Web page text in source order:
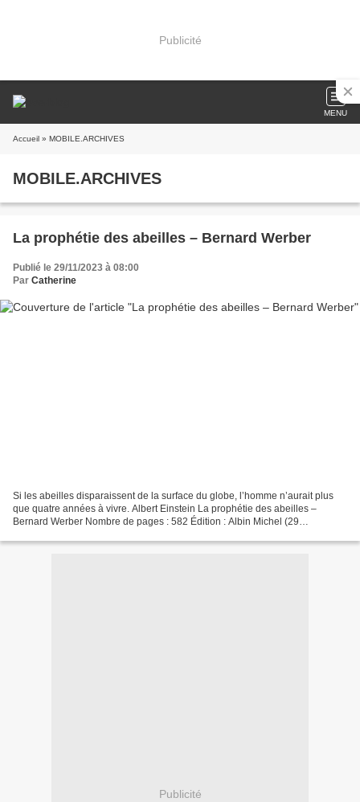
Publicité
MENU
Accueil » MOBILE.ARCHIVES
MOBILE.ARCHIVES
La prophétie des abeilles – Bernard Werber
Publié le 29/11/2023 à 08:00
Par Catherine
Si les abeilles disparaissent de la surface du globe, l’homme n’aurait plus
que quatre années à vivre. Albert Einstein La prophétie des abeilles –
Bernard Werber Nombre de pages : 582 Édition : Albin Michel (29
Publicité